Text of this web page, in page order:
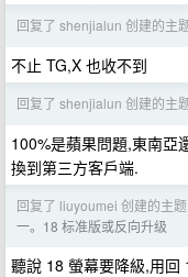
回复了 shenjialun 创建的主
不止 TG,X 也收不到
回复了 shenjialun 创建的主
100%是蘋果問題,東南亞
換到第三方客戶端.
回复了 liuyoumei 创建的主题
一。18 标准版或反向升级
聽說 18 螢幕要降級,用回